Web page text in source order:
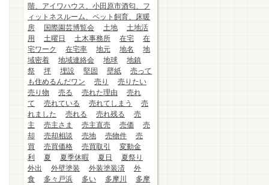
階、アイワハウス、小田原市酒匂、フ
ィットネスルーム、ペット飼育、床暖
房
国際園芸博覧会 土地
土地活
用
土曜日 土木事務所 在宅
在
宅ワーク
在宅率 地元 地名
地
域密着
地域連絡会 地球
地鎮
祭
坪 埋設 堅固 壁紙
売って
も住めるんだワン
売り
売りたい
売り物
売る 売れた理由
売れ
て
売れている 売れてしまう
売
れました
売れる 売れ残る
売
主
売主さま 売主直売 売価
売
却
売却相談 売地 売物件
売
買
売買価格 売買取引
変動金
利
夏 夏季休暇 夏日
夏祭り
外出
外壁塗装 外装塗装済
外
食
多々戸浜 多い 多摩川
多摩